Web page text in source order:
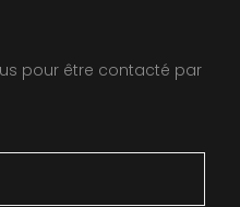
pour être contacté par